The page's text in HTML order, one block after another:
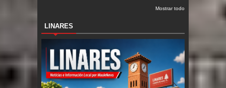
Mostrar todo
LINARES